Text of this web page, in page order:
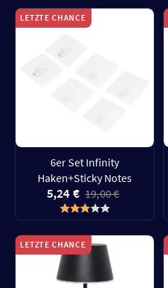
LETZTE CHANCE
6er Set Infinity
Haken+Sticky Notes
5,24 € 19,00 €
LETZTE CHANCE